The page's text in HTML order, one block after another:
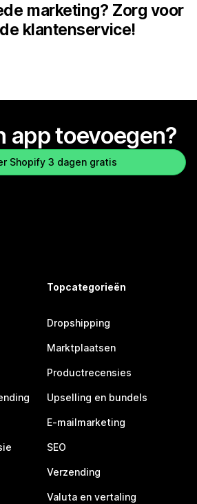
marketing? Zorg voor
klantenservice!
app toevoegen?
Shopify 3 dagen gratis
Topcategorieën
Dropshipping
Marktplaatsen
Productrecensies
Upselling en bundels
E-mailmarketing
SEO
Verzending
Valuta en vertaling